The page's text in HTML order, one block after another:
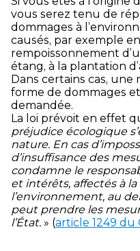
vous serez tenu de
dommages à
causés, par exemple
rempoissonnement
étang, à la plantation
Dans certains cas, une
forme de dommages
demandée.
La loi prévoit en effet
préjudice écologique
nature. En cas
d’insuffisance des
condamne le
et intérêts, affectés à
l’environnement, au
peut prendre les
l’État. » (article 1249 du